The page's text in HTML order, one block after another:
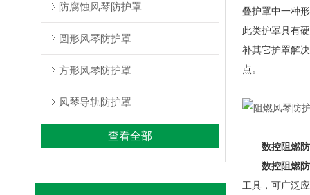
防腐蚀风琴防护罩
圆形风琴防护罩
方形风琴防护罩
风琴导轨防护罩
查看全部
叠护罩中一种
此类护罩具有
补其它护罩解
点。
数控阻燃
数控阻燃
工具，可广泛